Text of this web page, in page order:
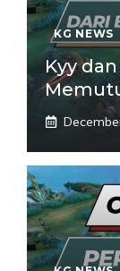
KG NEWS
Kyy